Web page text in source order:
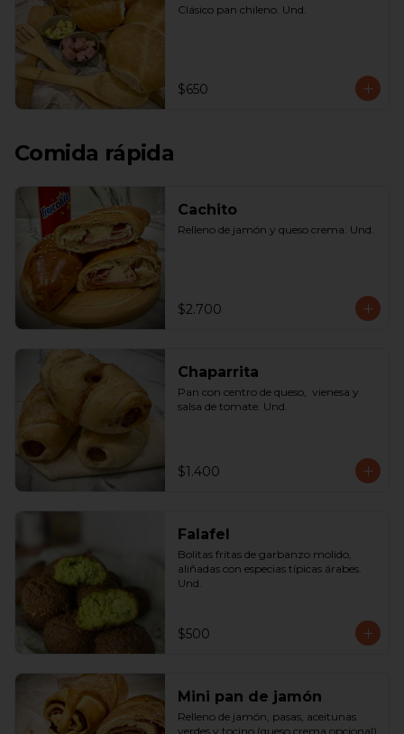
Clásico pan chileno. Und.
$650
Comida rápida
Cachito
Relleno de jamón y queso crema. Und.
$2.700
Chaparrita
Pan con centro de queso,  vienesa y
salsa de tomate. Und.
$1.400
Falafel
Bolitas fritas de garbanzo molido,
aliñadas con especias típicas árabes.
Und.
$500
Mini pan de jamón
Relleno de jamón, pasas, aceitunas
verdes y tocino (queso crema opcional)